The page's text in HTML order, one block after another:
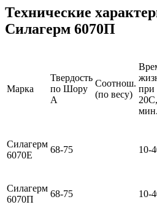
Технические
Силагерм 6070П
Марка
Твердость
по Шору
A
Соотнош.
(по весу)
при
20С,
мин.
Силагерм
6070Е
68-75 10-
Силагерм
6070П
68-75 10-